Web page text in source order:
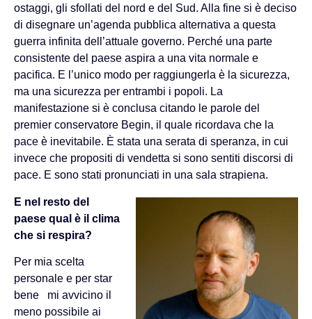
ostaggi, gli sfollati del nord e del Sud. Alla fine si è deciso
di disegnare un’agenda pubblica alternativa a questa
guerra infinita dell’attuale governo. Perché una parte
consistente del paese aspira a una vita normale e
pacifica. E l’unico modo per raggiungerla è la sicurezza,
ma una sicurezza per entrambi i popoli. La
manifestazione si è conclusa citando le parole del
premier conservatore Begin, il quale ricordava che la
pace è inevitabile. È stata una serata di speranza, in cui
invece che propositi di vendetta si sono sentiti discorsi di
pace. E sono stati pronunciati in una sala strapiena.
E nel resto del
paese qual è il clima
che si respira?
Per mia scelta
personale e per star
bene mi avvicino il
meno possibile ai